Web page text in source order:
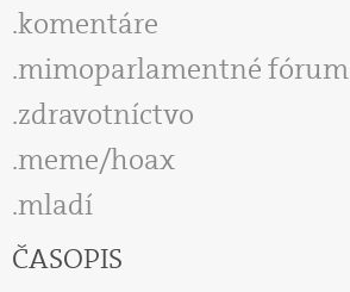
komentáre
mimoparlamentné fórum
zdravotníctvo
meme/hoax
mladí
ČASOPIS